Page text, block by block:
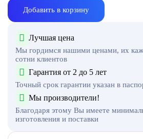
Добавить в корзину
Лучшая цена
Мы гордимся нашими ценами, их
сотни клиентов
Гарантия от 2 до 5 лет
Точный срок гарантии указан в
Мы производители!
Благодаря этому Вы имеете
изготовления и поставки